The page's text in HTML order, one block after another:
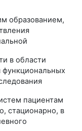
образованием,
в области
функциональных
пациентам
стационарно, в